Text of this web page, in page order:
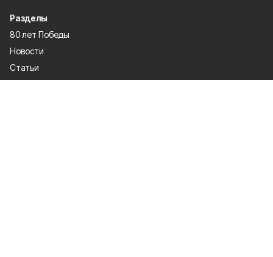
Разделы
80 лет Победы
Новости
Статьи